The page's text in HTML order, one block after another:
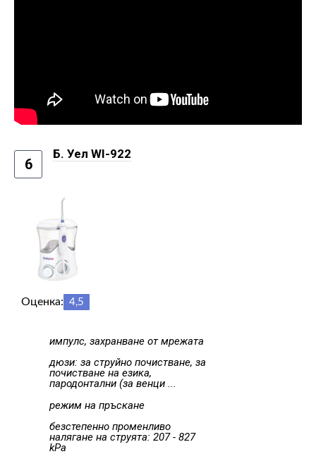
6
Б. Уел WI-922
Оценка: 4,5
импулс, захранване от мрежата
дюзи: за струйно почистване, за
почистване на езика,
пародонтални (за венци ...
режим на пръскане
безстепенно променливо
налягане на струята: 207 - 827
kPa